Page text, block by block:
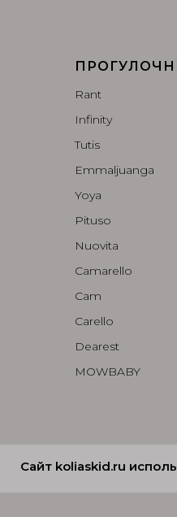
Сайт koliaskid.ru
Rant
Infinity
Tutis
Emmaljuanga
Yoya
Pituso
Nuovita
Camarello
Cam
Carello
Dearest
MOWBABY